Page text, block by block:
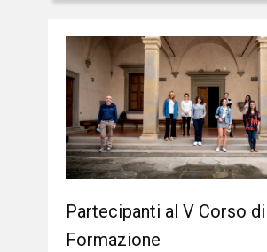
Partecipanti al V Corso di
Formazione